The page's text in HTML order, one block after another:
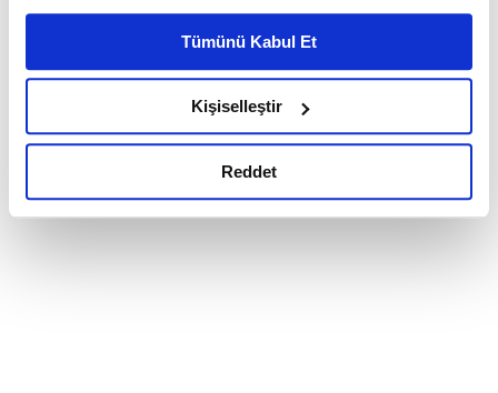
Ayarlar butonuna tıklayabilir,Çerez Bilgilendirme
Metnimizi ziyaret edebilirsiniz.
6698 sayılı Kişisel Verilerin Korunması Kanunu uyarınca
okumak ve sitemizi ziyaretiniz kapsamında
gerçekleştirilen veri işleme faaliyetleri ile ilgili daha
detaylı bilgi almak için lütfentıklayınız.
Tümünü Kabul Et
Kişiselleştir
Reddet